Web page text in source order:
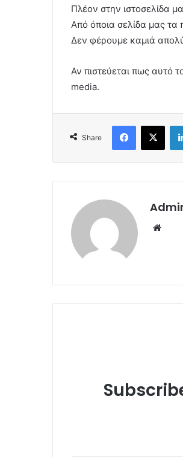
Πλέον στην ιστοσελίδα
Από όποια σελίδα μας τα
Δεν φέρουμε καμιά
Αν πιστεύεται πως αυτό
media.
Share
Facebook
X